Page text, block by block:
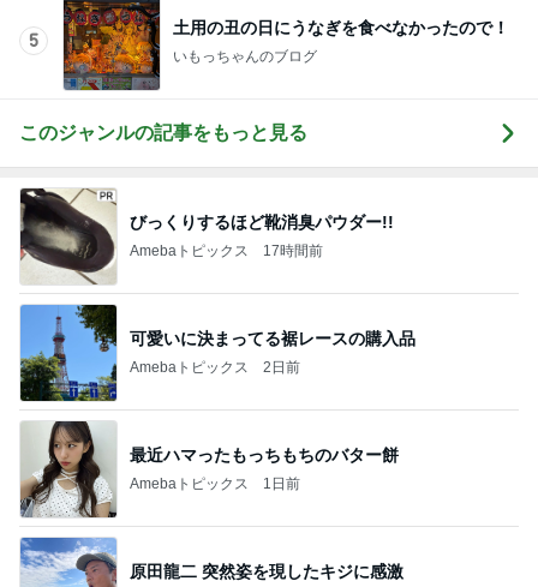
5
土用の丑の日にうなぎを食べなかったので！
いもっちゃんのブログ
このジャンルの記事をもっと見る
びっくりするほど靴消臭パウダー!!
Amebaトピックス 17時間前
可愛いに決まってる裾レースの購入品
Amebaトピックス 2日前
最近ハマったもっちもちのバター餅
Amebaトピックス 1日前
原田龍二 突然姿を現したキジに感激